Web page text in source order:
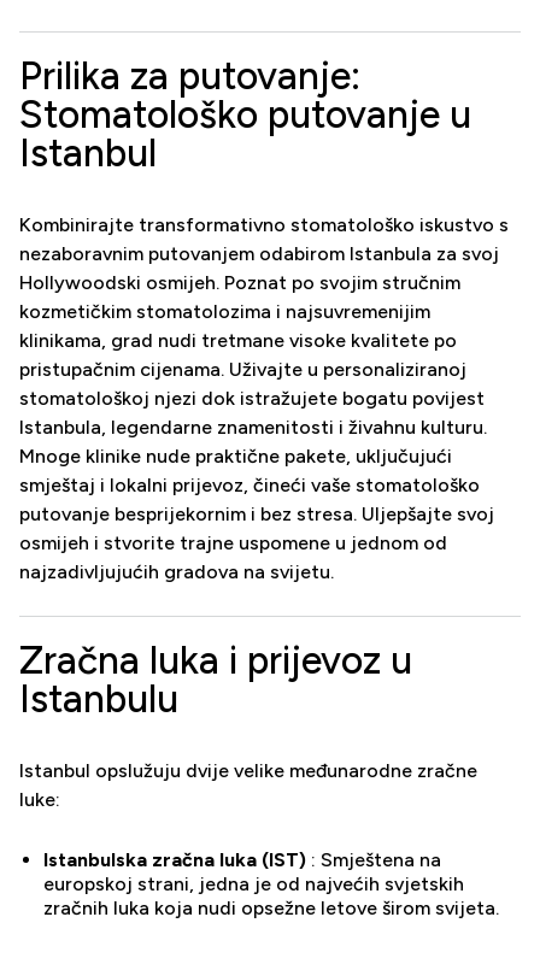
Prilika za putovanje:
Stomatološko putovanje u
Istanbul
Kombinirajte transformativno stomatološko iskustvo s
nezaboravnim putovanjem odabirom Istanbula za svoj
Hollywoodski osmijeh. Poznat po svojim stručnim
kozmetičkim stomatolozima i najsuvremenijim
klinikama, grad nudi tretmane visoke kvalitete po
pristupačnim cijenama. Uživajte u personaliziranoj
stomatološkoj njezi dok istražujete bogatu povijest
Istanbula, legendarne znamenitosti i živahnu kulturu.
Mnoge klinike nude praktične pakete, uključujući
smještaj i lokalni prijevoz, čineći vaše stomatološko
putovanje besprijekornim i bez stresa. Uljepšajte svoj
osmijeh i stvorite trajne uspomene u jednom od
najzadivljujućih gradova na svijetu.
Zračna luka i prijevoz u
Istanbulu
Istanbul opslužuju dvije velike međunarodne zračne
luke:
Istanbulska zračna luka (IST) : Smještena na
europskoj strani, jedna je od najvećih svjetskih
zračnih luka koja nudi opsežne letove širom svijeta.